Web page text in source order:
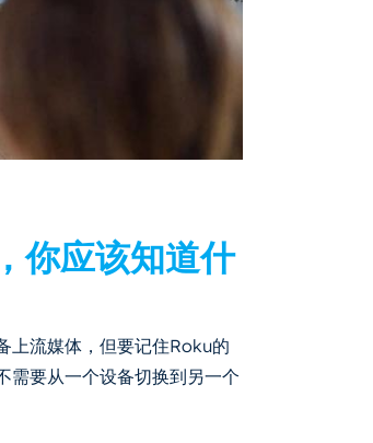
你应该知道什
上流媒体，但要记住Roku的
需要从一个设备切换到另一个